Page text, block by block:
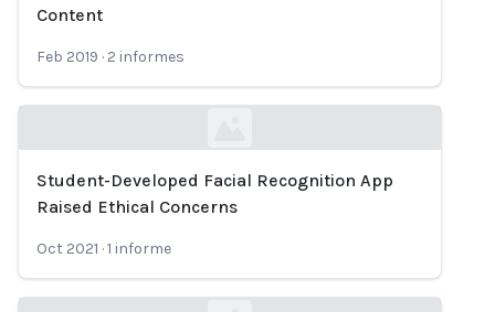
Content
Feb 2019 · 2 informes
Loading...
Student-Developed Facial Recognition App
Raised Ethical Concerns
Oct 2021 ·1 informe